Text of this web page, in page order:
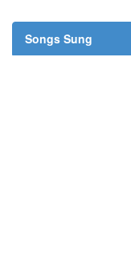
Songs Sung